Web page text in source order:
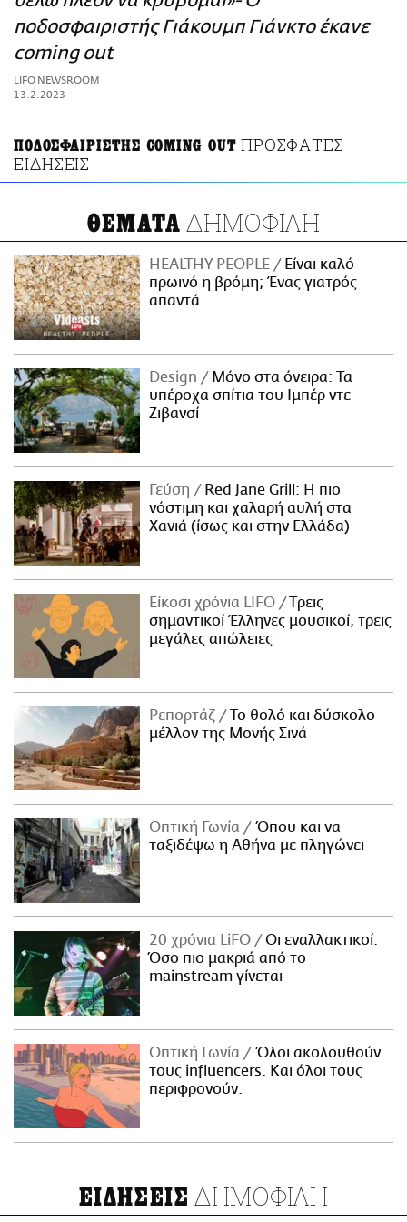
ΑΜΠΑ
PRINT
ποδοσφαιριστής Γιάκουμπ Γιάνκτο έκανε
coming out
LIFO NEWSROOM
13.2.2023
ΠΟΔΟΣΦΑΙΡΙΣΤΗΣ COMING OUT ΠΡΟΣΦΑΤΕΣ
ΕΙΔΗΣΕΙΣ
ΘΕΜΑΤΑ ΔΗΜΟΦΙΛΗ
HEALTHY PEOPLE
Είναι καλό
πρωινό η βρόμη; Ένας γιατρός
απαντά
Design
Μόνο στα όνειρα: Τα
υπέροχα σπίτια του Ιμπέρ ντε
Ζιβανσί
Γεύση
Red Jane Grill: Η πιο
νόστιμη και χαλαρή αυλή στα
Χανιά (ίσως και στην Ελλάδα)
Είκοσι χρόνια LIFO
Tρεις
σημαντικοί Έλληνες μουσικοί, τρεις
μεγάλες απώλειες
Ρεπορτάζ
Το θολό και δύσκολο
μέλλον της Μονής Σινά
Οπτική Γωνία
Όπου και να
ταξιδέψω η Αθήνα με πληγώνει
20 χρόνια LiFO
Οι εναλλακτικοί:
Όσο πιο μακριά από το
mainstream γίνεται
Οπτική Γωνία
Όλοι ακολουθούν
τους influencers. Και όλοι τους
περιφρονούν.
ΕΙΔΗΣΕΙΣ ΔΗΜΟΦΙΛΗ